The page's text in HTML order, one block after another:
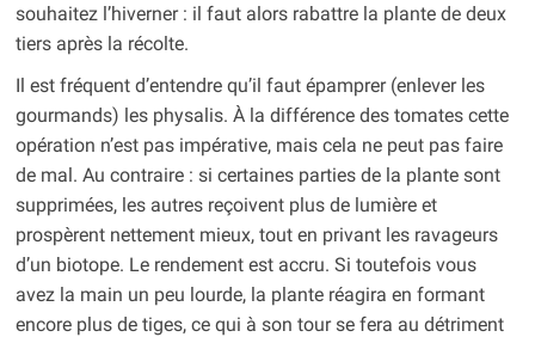
souhaitez l’hiverner : il faut alors rabattre la plante de deux
tiers après la récolte.
Il est fréquent d’entendre qu’il faut épamprer (enlever les
gourmands) les physalis. À la différence des tomates cette
opération n’est pas impérative, mais cela ne peut pas faire
de mal. Au contraire : si certaines parties de la plante sont
supprimées, les autres reçoivent plus de lumière et
prospèrent nettement mieux, tout en privant les ravageurs
d’un biotope. Le rendement est accru. Si toutefois vous
avez la main un peu lourde, la plante réagira en formant
encore plus de tiges, ce qui à son tour se fera au détriment